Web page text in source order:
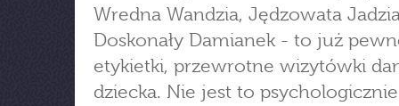
Wredna Wandzia, Jędzowata
Doskonały Damianek - to już
etykietki, przewrotne wizytówki
dziecka. Nie jest to psychologicznie